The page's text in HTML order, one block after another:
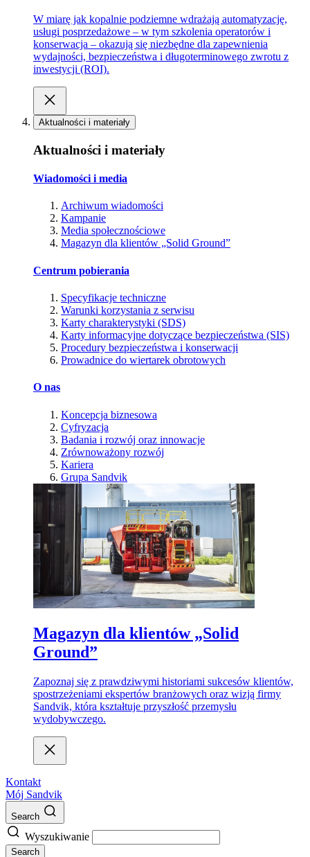
W miarę jak kopalnie podziemne wdrażają automatyzację,
usługi posprzedażowe – w tym szkolenia operatorów i
konserwacja – okazują się niezbędne dla zapewnienia
wydajności, bezpieczeństwa i długoterminowego zwrotu z
inwestycji (ROI).
Aktualności i materiały
Aktualności i materiały
Wiadomości i media
Archiwum wiadomości
Kampanie
Media społecznościowe
Magazyn dla klientów „Solid Ground”
Centrum pobierania
Specyfikacje techniczne
Warunki korzystania z serwisu
Karty charakterystyki (SDS)
Karty informacyjne dotyczące bezpieczeństwa (SIS)
Procedury bezpieczeństwa i konserwacji
Prowadnice do wiertarek obrotowych
O nas
Koncepcja biznesowa
Cyfryzacja
Badania i rozwój oraz innowacje
Zrównoważony rozwój
Kariera
Grupa Sandvik
Magazyn dla klientów „Solid
Ground”
Zapoznaj się z prawdziwymi historiami sukcesów klientów,
spostrzeżeniami ekspertów branżowych oraz wizją firmy
Sandvik, która kształtuje przyszłość przemysłu
wydobywczego.
Kontakt
Mój Sandvik
Search
Wyszukiwanie
Search